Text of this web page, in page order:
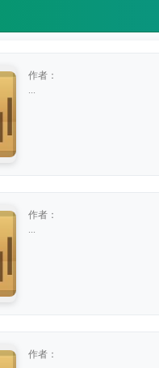
作者：
作者：
作者：